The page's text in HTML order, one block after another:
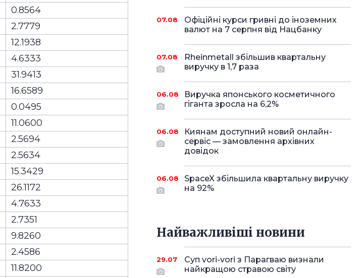
0.8564
2.7779
12.1938
4.6333
31.9413
16.6589
0.0495
11.0600
2.5694
2.5634
15.3429
26.1172
4.7633
2.7351
9.8260
2.4586
11.8200
07.08
Офіційні курси гривні до іноземних
валют на 7 серпня від Нацбанку
07.08
Rheinmetall збільшив квартальну
виручку в 1,7 раза
06.08
Виручка японського косметичного
гіганта зросла на 6,2%
06.08
Киянам доступний новий онлайн-
сервіс — замовлення архівних
довідок
06.08
SpaceX збільшила квартальну виручку
на 92%
Найважливіші новини
29.07
Суп vori-vori з Парагваю визнали
найкращою стравою світу